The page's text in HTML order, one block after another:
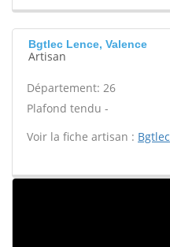
Bgtlec Lence, Valence
Artisan
Département: 26
Plafond tendu -
Voir la fiche artisan : Bgtlec